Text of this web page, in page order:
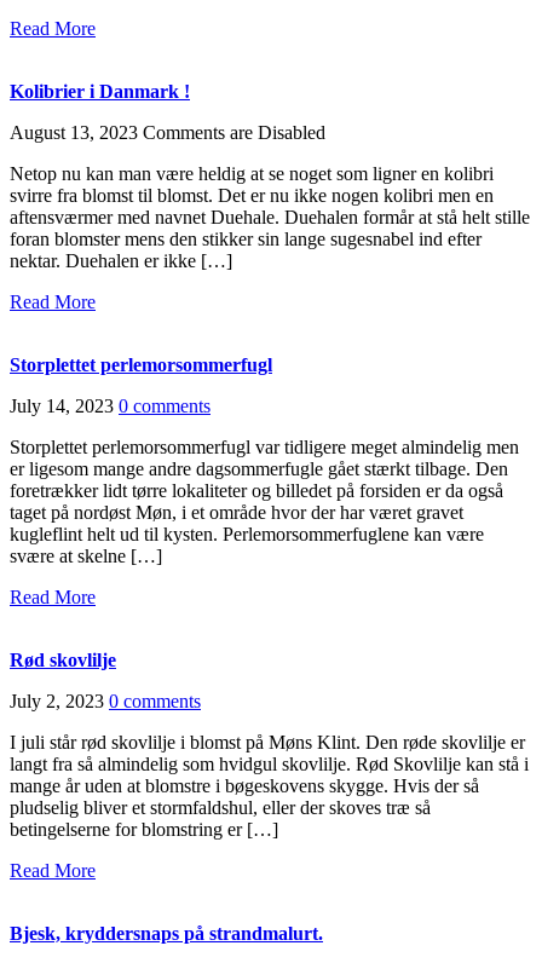
Read More
Kolibrier i Danmark !
August 13, 2023 Comments are Disabled
Netop nu kan man være heldig at se noget som ligner en kolibri
svirre fra blomst til blomst. Det er nu ikke nogen kolibri men en
aftensværmer med navnet Duehale. Duehalen formår at stå helt stille
foran blomster mens den stikker sin lange sugesnabel ind efter
nektar. Duehalen er ikke […]
Read More
Storplettet perlemorsommerfugl
July 14, 2023 0 comments
Storplettet perlemorsommerfugl var tidligere meget almindelig men
er ligesom mange andre dagsommerfugle gået stærkt tilbage. Den
foretrækker lidt tørre lokaliteter og billedet på forsiden er da også
taget på nordøst Møn, i et område hvor der har været gravet
kugleflint helt ud til kysten. Perlemorsommerfuglene kan være
svære at skelne […]
Read More
Rød skovlilje
July 2, 2023 0 comments
I juli står rød skovlilje i blomst på Møns Klint. Den røde skovlilje er
langt fra så almindelig som hvidgul skovlilje. Rød Skovlilje kan stå i
mange år uden at blomstre i bøgeskovens skygge. Hvis der så
pludselig bliver et stormfaldshul, eller der skoves træ så
betingelserne for blomstring er […]
Read More
Bjesk, kryddersnaps på strandmalurt.